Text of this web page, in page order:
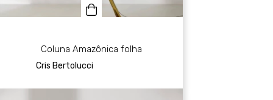
Coluna Amazônica folha
Cris Bertolucci